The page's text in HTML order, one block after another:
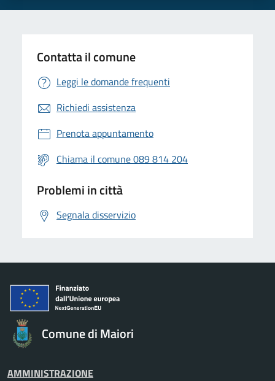
Contatta il comune
Leggi le domande frequenti
Richiedi assistenza
Prenota appuntamento
Chiama il comune 089 814 204
Problemi in città
Segnala disservizio
Comune di Maiori
AMMINISTRAZIONE